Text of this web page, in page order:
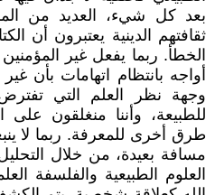
بعد كل شيء، العديد من
ثقافتهم الدينية يعتبرون أن
الخطأ. ربما يفعل غير
أواجه بانتظام اتهامات بأن
وجهة نظر العلم التي
للطبيعة، وأننا منغلقون على
طرق أخرى للمعرفة. ربما لا
مسافة بعيدة، من خلال
العلوم الطبيعية والفلسفة